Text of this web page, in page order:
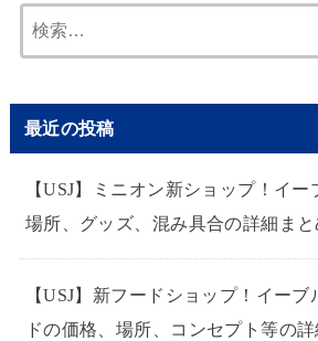
索:
最近の投稿
【USJ】ミニオン新ショップ！イ
場所、グッズ、混み具合の詳細まと
【USJ】新フードショップ！イー
ドの価格、場所、コンセプト等の詳